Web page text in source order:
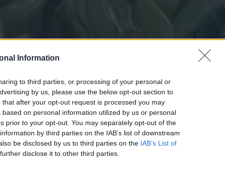
Information
to third parties, or processing of your personal or
by us, please use the below opt-out section to
after your opt-out request is processed you may
on personal information utilized by us or personal
prior to your opt-out. You may separately opt-out of the
by third parties on the IAB’s list of downstream
be disclosed by us to third parties on the IAB’s List of
disclose it to other third parties.